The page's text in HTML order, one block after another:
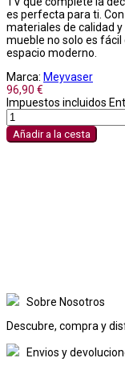
es perfecta para ti.
materiales de calidad
mueble no solo es
espacio moderno.
Marca: Meyvaser
96,90 €
Impuestos incluidos
Añadir a la cesta
Sobre Nosotros
Descubre, compra y
Envios y